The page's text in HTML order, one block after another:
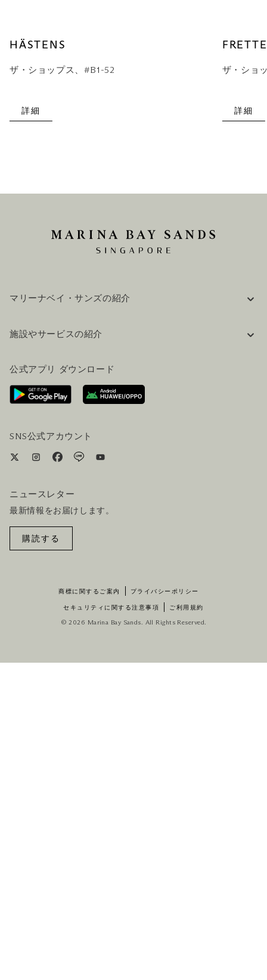
HÄSTENS
ザ・ショップス、#B1-52
詳細
FRETTE
ザ・ショ
詳細
マリーナベイ・サンズの紹介
採用情報
お問い合わせ
施設やサービスの紹介
ご来場にあたって
ホテルへのアクセス
ビジター向けサービス
公式アプリ ダウンロード
SNS公式アカウント
ニュースレター
最新情報をお届けします。
購読する
商標に関するご案内 プライバシーポリシー
セキュリティに関する注意事項 ご利用規約
© 2026 Marina Bay Sands. All Rights Reserved.